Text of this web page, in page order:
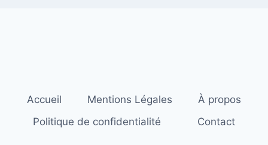
Accueil Mentions Légales
À propos
Politique de confidentialité
Contact